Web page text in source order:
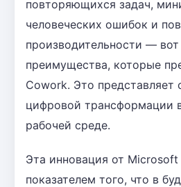
повторяющихся задач,
человеческих ошибок и
производительности —
преимущества, которые
Cowork. Это представляет
цифровой трансформации
рабочей среде.
Эта инновация от Microsoft
показателем того, что в